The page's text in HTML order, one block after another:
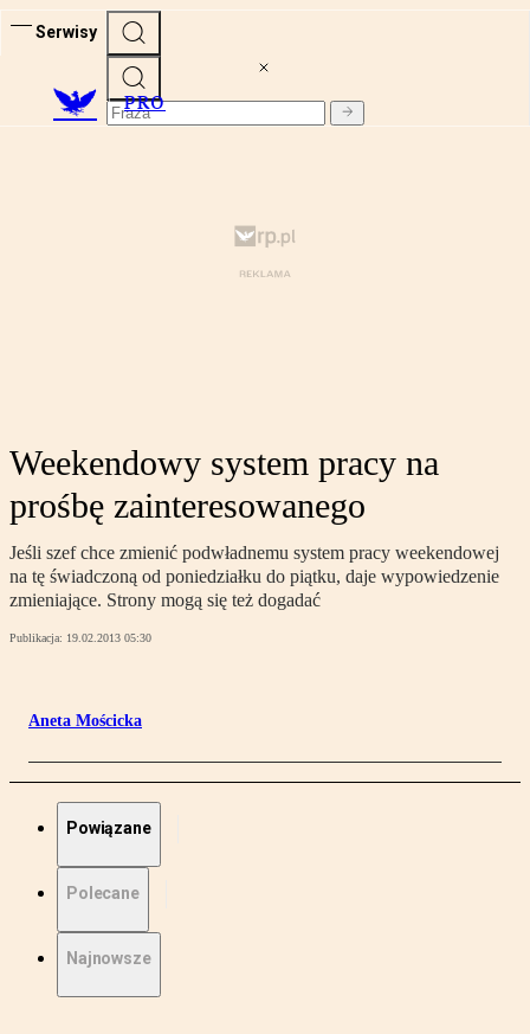
Serwisy
PRO
Weekendowy system pracy na
prośbę zainteresowanego
Jeśli szef chce zmienić podwładnemu system pracy weekendowej
na tę świadczoną od poniedziałku do piątku, daje wypowiedzenie
zmieniające. Strony mogą się też dogadać
Publikacja: 19.02.2013 05:30
Aneta Mościcka
Powiązane
Polecane
Najnowsze